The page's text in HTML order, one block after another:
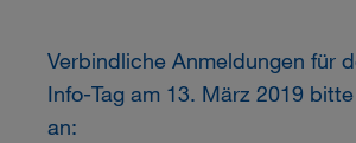
Verbindliche Anmeldungen für
Info-Tag am 13. März 2019
an: